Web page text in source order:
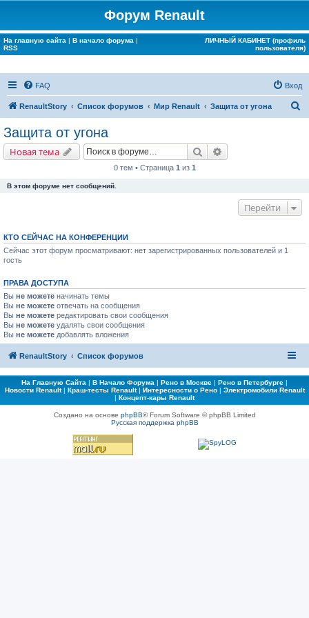
Форум Renault
На главную сайта | В начало форума |
RSS
ЛИЧНЫЙ КАБИНЕТ (профиль
пользователя)
FAQ Вход
RenaultStory Список форумов Мир Renault Защита от угона
Защита от угона
Новая тема Поиск
0 тем • Страница 1 из 1
В этом форуме нет сообщений.
Перейти
КТО СЕЙЧАС НА КОНФЕРЕНЦИИ
Сейчас этот форум просматривают: нет зарегистрированных пользователей и 1
гость
ПРАВА ДОСТУПА
Вы не можете начинать темы
Вы не можете отвечать на сообщения
Вы не можете редактировать свои сообщения
Вы не можете удалять свои сообщения
Вы не можете добавлять вложения
RenaultStory Список форумов
На Главную Сайта | В Начало Форума | Рено в Москве | Рено в Петербурге |
Новости Renault| Краш-тесты Renault| Интересности о Рено| Электромобили Renault
| Концепт-кары Renault
Создано на основе phpBB® Forum Software © phpBB Limited
Русская поддержка phpBB